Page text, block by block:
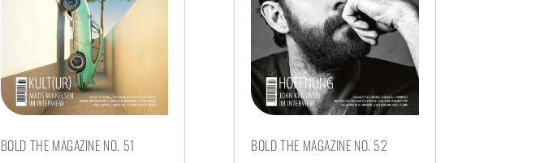
BOLD THE MAGAZINE NO. 51
BOLD THE MAGAZINE NO. 52